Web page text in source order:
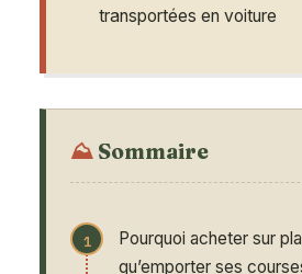
transportées en voiture
Sommaire
Pourquoi acheter sur
qu’emporter ses